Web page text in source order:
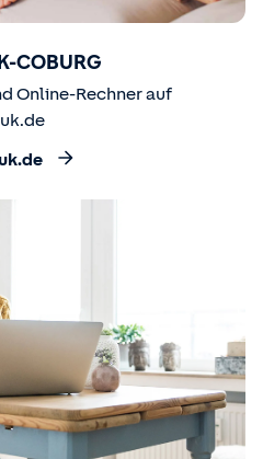
COBURG
Online-Rechner auf